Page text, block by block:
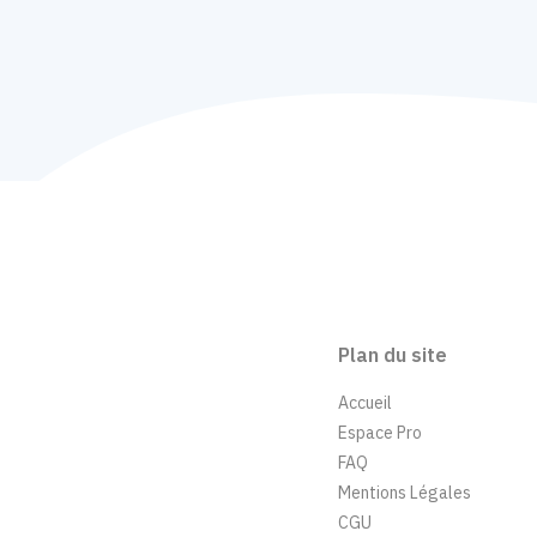
Plan du site
Accueil
Espace Pro
FAQ
Mentions Légales
CGU